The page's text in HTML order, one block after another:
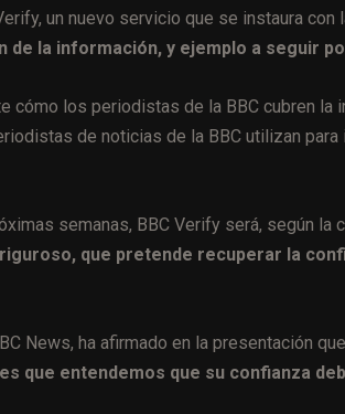
un nuevo servicio que se instaura con
de la información, y ejemplo a seguir
cómo los periodistas de la BBC cubren la
de noticias de la BBC utilizan
semanas, BBC Verify será, según la
que pretende recuperar la
News, ha afirmado en la presentación
que entendemos que su confianza